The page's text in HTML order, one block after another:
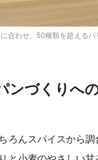
合わせ、50種類を超えるバ
ンづくりへ
ろんスパイスから